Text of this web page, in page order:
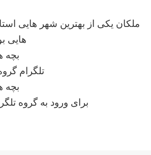
ملکان یکی از بهترین شهر هایی
هایی
بچه
تلگرام
بچه
برای ورود به گروه